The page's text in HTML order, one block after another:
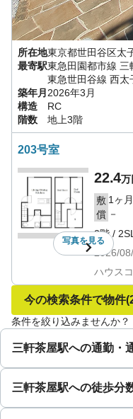
所在地東京都世田谷区太
最寄駅東急田園都市線 三
東急世田谷線 西太
築年月 2026年3月
構造
RC
階数
地上3階
203号室
写真を見る
22.4万
敷 1ヶ月
償 －
2階/
2026/
ハウス
今の検索条件で物件
条件を絞り込みませんか？
三軒茶屋駅への通勤・
三軒茶屋駅への徒歩分